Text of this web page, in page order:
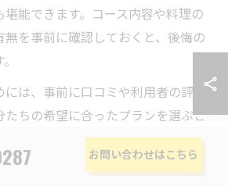
能できます。コース内容や料理の
を事前に確認しておくと、後悔の
は、事前に口コミや利用者の評価
たちの希望に合ったプランを選ぶこ
もお酒も妥協したくない方には、佐
バーが最適です。お問い合わせはこちら